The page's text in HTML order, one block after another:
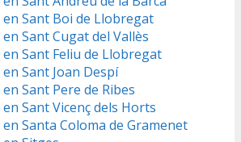
Sant Boi de Llobregat
Sant Cugat del Vallès
Sant Feliu de Llobregat
Sant Joan Despí
Sant Pere de Ribes
Sant Vicenç dels Horts
Santa Coloma de Gramenet